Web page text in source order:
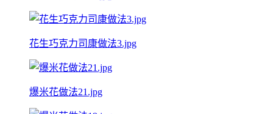
花生巧克力司康做法3.jpg
爆米花做法21.jpg